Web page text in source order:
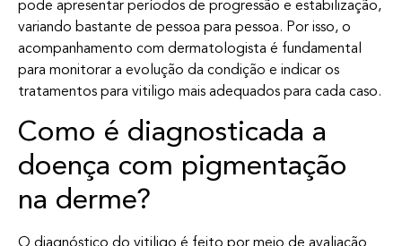
pode apresentar períodos de progressão e estabilização,
variando bastante de pessoa para pessoa. Por isso, o
acompanhamento com dermatologista é fundamental
para monitorar a evolução da condição e indicar os
tratamentos para vitiligo mais adequados para cada caso.
Como é diagnosticada a
doença com pigmentação
na derme?
O diagnóstico do vitiligo é feito por meio de avaliação